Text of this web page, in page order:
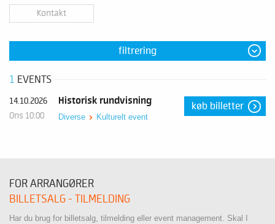
Kontakt
filtrering
1 EVENTS
14.10.2026
Ons 10:00
Historisk rundvisning
Diverse Kulturelt event
køb billetter
FOR ARRANGØRER
BILLETSALG - TILMELDING
Har du brug for billetsalg, tilmelding eller event management. Skal I